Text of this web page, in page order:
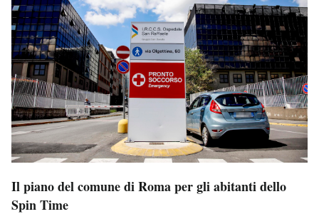
Il piano del comune di Roma per gli abitanti dello
Spin Time